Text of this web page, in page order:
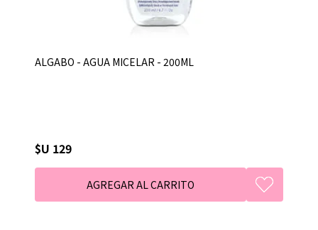
ALGABO - AGUA MICELAR - 200ML
$U 129